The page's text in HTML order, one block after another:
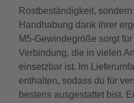
Rostbeständigkeit,
Handhabung dank ihrer
M5-Gewindegröße sorgt
Verbindung, die in vielen
einsetzbar ist. Im
enthalten, sodass du für
bestens ausgestattet bist.